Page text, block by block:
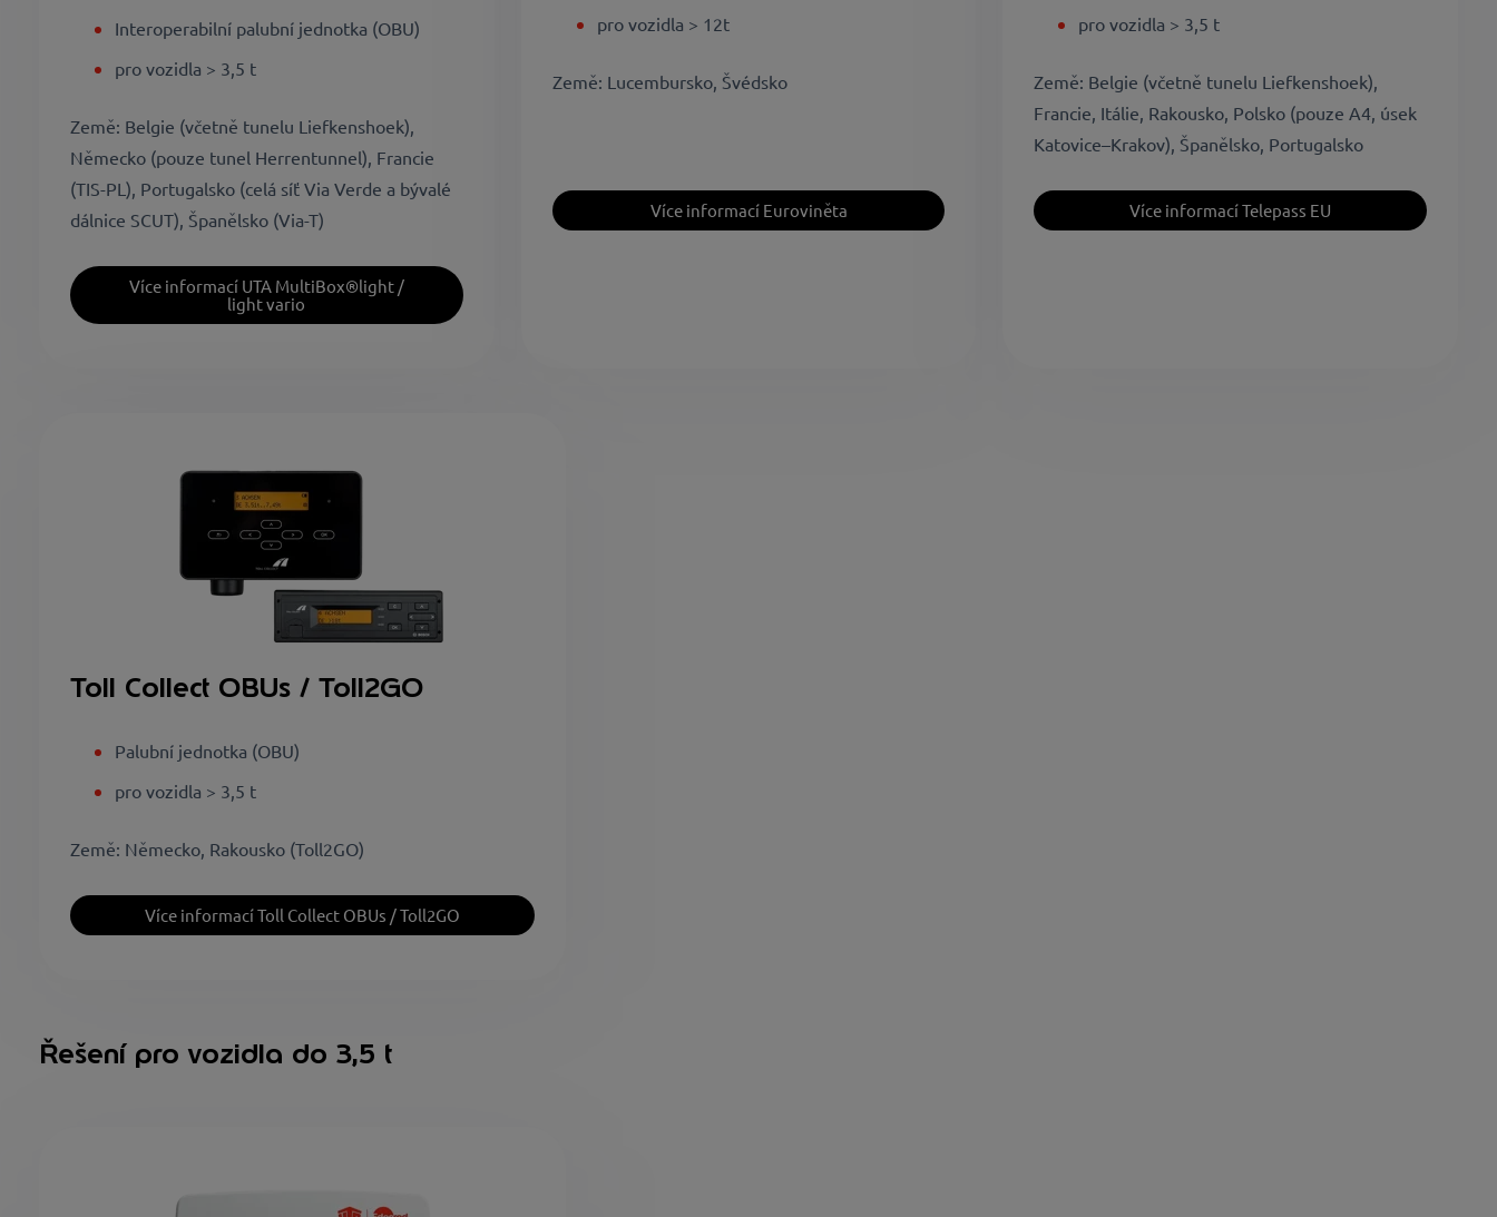
Interoperabilní palubní jednotka (OBU)
pro vozidla > 3,5 t
Země: Belgie (včetně tunelu Liefkenshoek),
Německo (pouze tunel Herrentunnel), Francie
(TIS-PL), Portugalsko (celá síť Via Verde a bývalé
dálnice SCUT), Španělsko (Via-T)
Více informací UTA MultiBox®light /
light vario
pro vozidla > 12t
Země: Lucembursko, Švédsko
Více informací Euroviněta
pro vozidla > 3,5 t
Země: Belgie (včetně tunelu Liefkenshoek),
Francie, Itálie, Rakousko, Polsko (pouze A4, úsek
Katovice–Krakov), Španělsko, Portugalsko
Více informací Telepass EU
Toll Collect OBUs / Toll2GO
Palubní jednotka (OBU)
pro vozidla > 3,5 t
Země: Německo, Rakousko (Toll2GO)
Více informací Toll Collect OBUs / Toll2GO
Řešení pro vozidla do 3,5 t